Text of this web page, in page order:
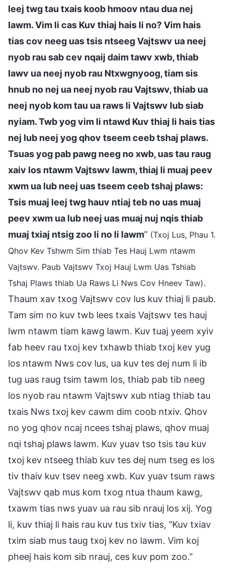
leej twg tau txais koob hmoov ntau dua nej
lawm. Vim li cas Kuv thiaj hais li no? Vim hais
tias cov neeg uas tsis ntseeg Vajtswv ua neej
nyob rau sab cev nqaij daim tawv xwb, thiab
lawv ua neej nyob rau Ntxwgnyoog, tiam sis
hnub no nej ua neej nyob rau Vajtswv, thiab ua
neej nyob kom tau ua raws li Vajtswv lub siab
nyiam. Twb yog vim li ntawd Kuv thiaj li hais tias
nej lub neej yog qhov tseem ceeb tshaj plaws.
Tsuas yog pab pawg neeg no xwb, uas tau raug
xaiv los ntawm Vajtswv lawm, thiaj li muaj peev
xwm ua lub neej uas tseem ceeb tshaj plaws:
Tsis muaj leej twg hauv ntiaj teb no uas muaj
peev xwm ua lub neej uas muaj nuj nqis thiab
muaj txiaj ntsig zoo li no li lawm” (Txoj Lus, Phau 1.
Qhov Kev Tshwm Sim thiab Tes Hauj Lwm ntawm
Vajtswv. Paub Vajtswv Txoj Hauj Lwm Uas Tshiab
Tshaj Plaws thiab Ua Raws Li Nws Cov Hneev Taw).
Thaum xav txog Vajtswv cov lus kuv thiaj li paub.
Tam sim no kuv twb lees txais Vajtswv tes hauj
lwm ntawm tiam kawg lawm. Kuv tuaj yeem xyiv
fab heev rau txoj kev txhawb thiab txoj kev yug
los ntawm Nws cov lus, ua kuv tes dej num li ib
tug uas raug tsim tawm los, thiab pab tib neeg
los nyob rau ntawm Vajtswv xub ntiag thiab tau
txais Nws txoj kev cawm dim coob ntxiv. Qhov
no yog qhov ncaj ncees tshaj plaws, qhov muaj
nqi tshaj plaws lawm. Kuv yuav tso tsis tau kuv
txoj kev ntseeg thiab kuv tes dej num tseg es los
tiv thaiv kuv tsev neeg xwb. Kuv yuav tsum raws
Vajtswv qab mus kom txog ntua thaum kawg,
txawm tias nws yuav ua rau sib nrauj los xij. Yog
li, kuv thiaj li hais rau kuv tus txiv tias, “Kuv txiav
txim siab mus taug txoj kev no lawm. Vim koj
pheej hais kom sib nrauj, ces kuv pom zoo.”